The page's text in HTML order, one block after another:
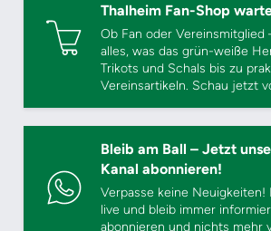
Thalheim Fan-Shop
Ob Fan oder Vereinsmitglied
alles, was das grün-weiße
Trikots und Schals bis zu
Vereinsartikeln. Schau jetzt
Bleib am Ball – Jetzt
Kanal abonnieren!
Verpasse keine Neuigkeiten!
live und bleib immer
abonnieren und nichts mehr